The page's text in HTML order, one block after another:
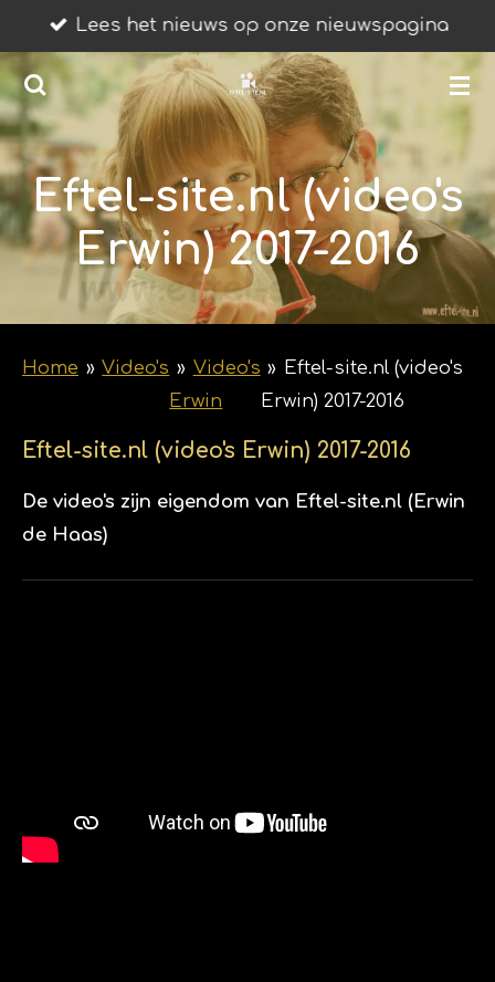
direct
naar
de
hoofdinhoud
Lees het nieuws op onze nieuwspagina
Eftel-site.nl (video's
Erwin) 2017-2016
Home » Video's » Video's
Erwin
» Eftel-site.nl (video's
Erwin) 2017-2016
Eftel-site.nl (video's Erwin) 2017-2016
De video's zijn eigendom van Eftel-site.nl (Erwin
de Haas)